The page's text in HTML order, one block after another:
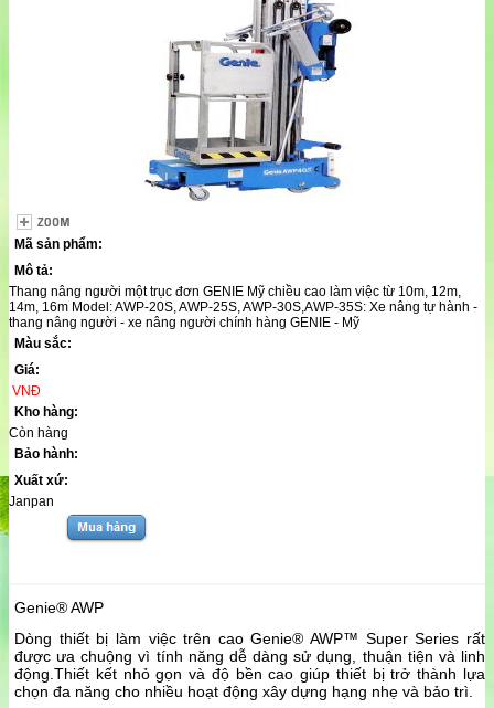
Mã sản phẩm:
Mô tả:
Thang nâng người một trục đơn GENIE Mỹ chiều cao làm việc từ 10m, 12m,
14m, 16m Model: AWP-20S, AWP-25S, AWP-30S,AWP-35S: Xe nâng tự hành -
thang nâng người - xe nâng người chính hàng GENIE - Mỹ
Màu sắc:
Giá:
VNĐ
Kho hàng:
Còn hàng
Bảo hành:
Xuất xứ:
Janpan
Genie® AWP
Dòng thiết bị làm việc trên cao Genie® AWP™ Super Series rất
được ưa chuộng vì tính năng dễ dàng sử dụng, thuận tiện và linh
động.Thiết kết nhỏ gọn và độ bền cao giúp thiết bị trở thành lựa
chọn đa năng cho nhiều hoạt động xây dựng hạng nhẹ và bảo trì.